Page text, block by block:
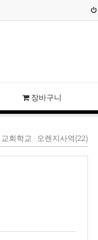
장바구니
교회학교 · 오렌지사역(22)